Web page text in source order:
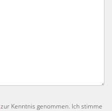
zur Kenntnis genommen. Ich stimme